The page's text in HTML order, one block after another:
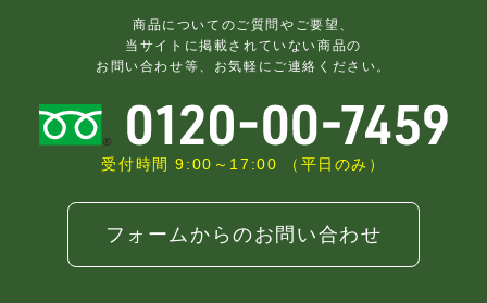
商品についてのご質問やご要望、
当サイトに掲載されていない商品の
お問い合わせ等、お気軽にご連絡ください。
受付時間 9:00～17:00 （平日のみ）
フォームからのお問い合わせ